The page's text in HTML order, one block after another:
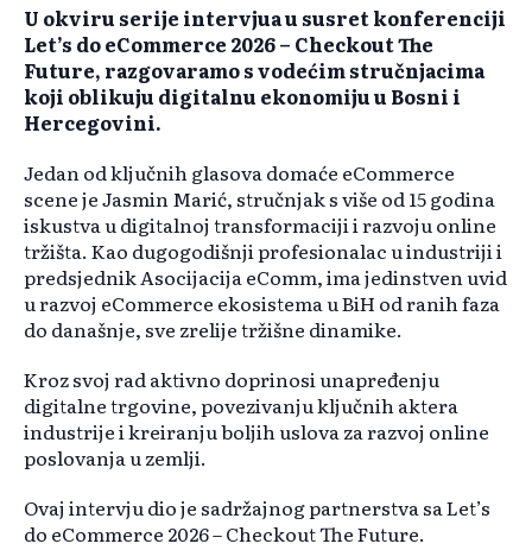
U okviru serije intervjua u susret konferenciji
Let’s do eCommerce 2026 – Checkout The
Future, razgovaramo s vodećim stručnjacima
koji oblikuju digitalnu ekonomiju u Bosni i
Hercegovini.
Jedan od ključnih glasova domaće eCommerce
scene je Jasmin Marić, stručnjak s više od 15 godina
iskustva u digitalnoj transformaciji i razvoju online
tržišta. Kao dugogodišnji profesionalac u industriji i
predsjednik Asocijacija eComm, ima jedinstven uvid
u razvoj eCommerce ekosistema u BiH od ranih faza
do današnje, sve zrelije tržišne dinamike.
Kroz svoj rad aktivno doprinosi unapređenju
digitalne trgovine, povezivanju ključnih aktera
industrije i kreiranju boljih uslova za razvoj online
poslovanja u zemlji.
Ovaj intervju dio je sadržajnog partnerstva sa Let’s
do eCommerce 2026 – Checkout The Future.